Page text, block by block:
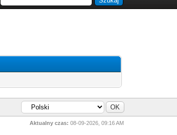
Aktualny czas: 08-09-2026, 09:16 AM